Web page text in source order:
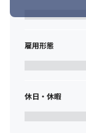
雇用形態
休日・休暇